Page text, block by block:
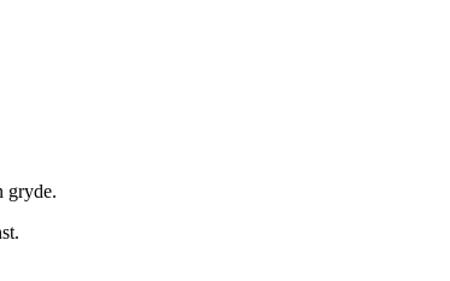
gryde.